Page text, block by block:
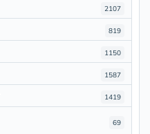
2107
819
1150
1587
1419
69